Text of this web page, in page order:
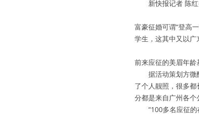
新快报记者 陈红
富豪征婚可谓“登高
学生，这其中又以广
前来应征的美眉年
据活动策划方微酸
了个人靓照，很多
分都是来自广州各个
“100多名应征的